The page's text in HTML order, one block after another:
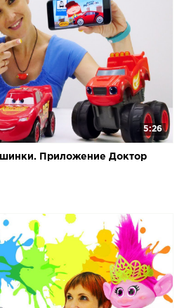
5:26
Приложение Доктор